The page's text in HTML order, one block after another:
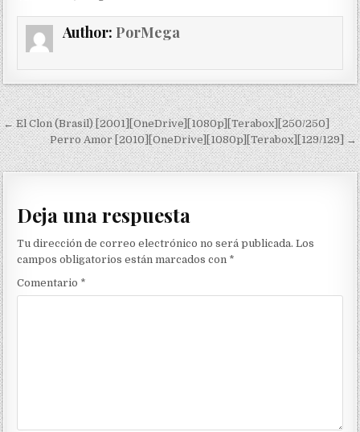
Author: PorMega
Navegación de entradas
← El Clon (Brasil) [2001][OneDrive][1080p][Terabox][250/250]
Perro Amor [2010][OneDrive][1080p][Terabox][129/129] →
Deja una respuesta
Tu dirección de correo electrónico no será publicada. Los
campos obligatorios están marcados con *
Comentario *